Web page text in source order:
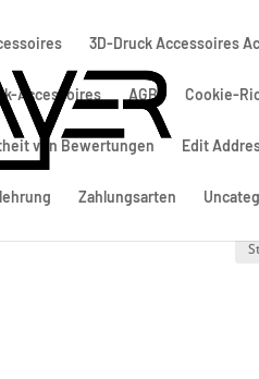
3D-Druck Accessoires
Accessoires AGB Cookie-
von Bewertungen Edit
Zahlungsarten